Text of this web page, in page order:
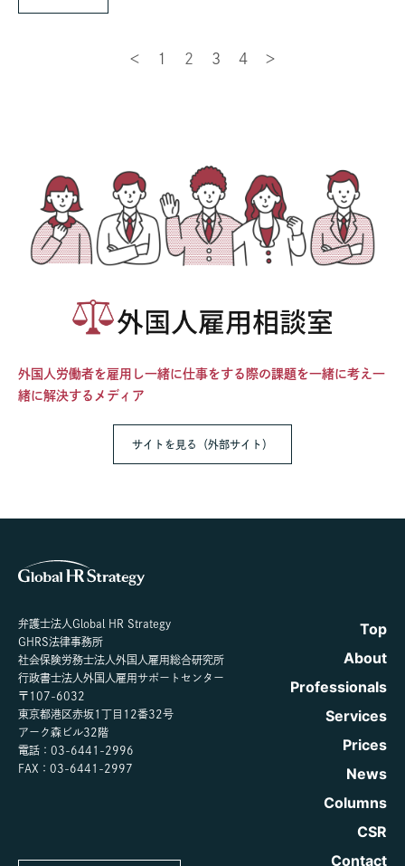
＜ 1 2 3 4 ＞
外国人労働者を雇用し一緒に仕事をする際の課題を一緒に考え一
緒に解決するメディア
サイトを見る（外部サイト）
弁護士法人Global HR Strategy
GHRS法律事務所
社会保険労務士法人外国人雇用総合研究所
行政書士法人外国人雇用サポートセンター
〒107-6032
東京都港区赤坂1丁目12番32号
アーク森ビル32階
電話：03-6441-2996
FAX：03-6441-2997
Top
About
Professionals
Services
Prices
News
Columns
CSR
Contact